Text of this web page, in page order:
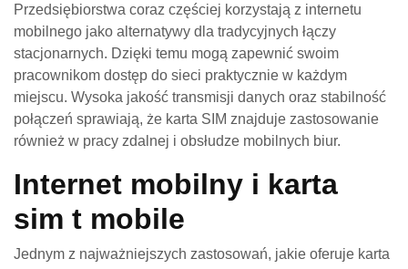
Przedsiębiorstwa coraz częściej korzystają z internetu
mobilnego jako alternatywy dla tradycyjnych łączy
stacjonarnych. Dzięki temu mogą zapewnić swoim
pracownikom dostęp do sieci praktycznie w każdym
miejscu. Wysoka jakość transmisji danych oraz stabilność
połączeń sprawiają, że karta SIM znajduje zastosowanie
również w pracy zdalnej i obsłudze mobilnych biur.
Internet mobilny i karta
sim t mobile
Jednym z najważniejszych zastosowań, jakie oferuje karta